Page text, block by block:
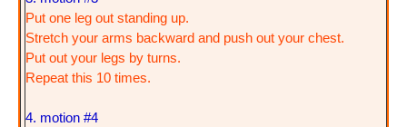
Put one leg out standing up.
Stretch your arms backward and push out your chest.
Put out your legs by turns.
Repeat this 10 times.
4. motion #4